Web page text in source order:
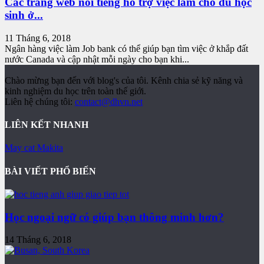
sinh ở...
11 Tháng 6, 2018
Ngân hàng việc làm Job bank có thể giúp bạn tìm việc ở khắp đất
nước Canada và cập nhật mỗi ngày cho bạn khi...
Chào mừng bạn đến với blog's của tôi. Kênh chia sẻ kỹ năng và
kinh nghiệm du học trên toàn thế giới.
Liên hệ chúng tôi: contact@dhvn.net
LIÊN KẾT NHANH
May cat Makita
BÀI VIẾT PHỔ BIẾN
Học ngoại ngữ có giúp bạn thông minh hơn?
14 Tháng 6, 2018